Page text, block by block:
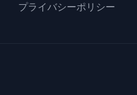
プライバシーポリシー